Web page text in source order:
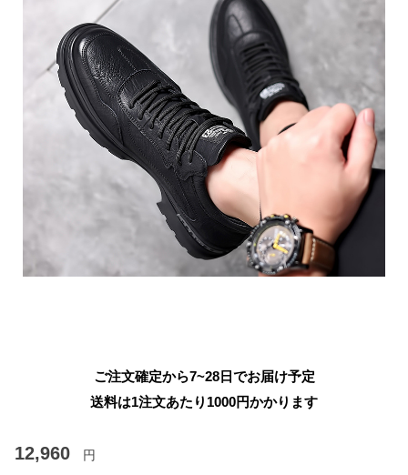
ご注文確定から7~28日でお届け予定
送料は1注文あたり 1000円かかります
12,960 円